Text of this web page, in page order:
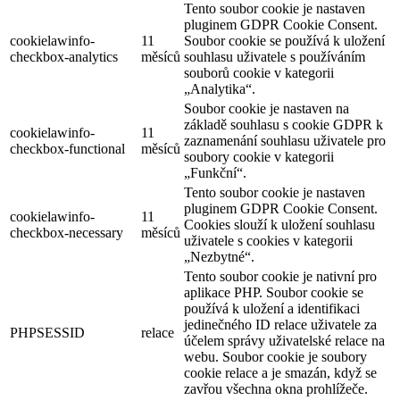
cookielawinfo-
checkbox-analytics
11
měsíců
Tento soubor cookie je nastaven
pluginem GDPR Cookie Consent.
Soubor cookie se používá k uložení
souhlasu uživatele s používáním
souborů cookie v kategorii
„Analytika“.
cookielawinfo-
checkbox-functional
11
měsíců
Soubor cookie je nastaven na
základě souhlasu s cookie GDPR k
zaznamenání souhlasu uživatele pro
soubory cookie v kategorii
„Funkční“.
cookielawinfo-
checkbox-necessary
11
měsíců
Tento soubor cookie je nastaven
pluginem GDPR Cookie Consent.
Cookies slouží k uložení souhlasu
uživatele s cookies v kategorii
„Nezbytné“.
PHPSESSID relace
Tento soubor cookie je nativní pro
aplikace PHP. Soubor cookie se
používá k uložení a identifikaci
jedinečného ID relace uživatele za
účelem správy uživatelské relace na
webu. Soubor cookie je soubory
cookie relace a je smazán, když se
zavřou všechna okna prohlížeče.